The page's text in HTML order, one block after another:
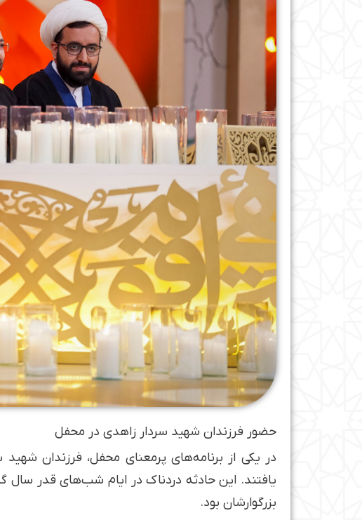
حضور فرزندان شهید سردار زاهدی در محفل
در یکی از برنامه‌های پرمعنای محفل، فرزندان
یافتند. این حادثه دردناک در ایام شب‌های قدر سال
بزرگوارشان بود.